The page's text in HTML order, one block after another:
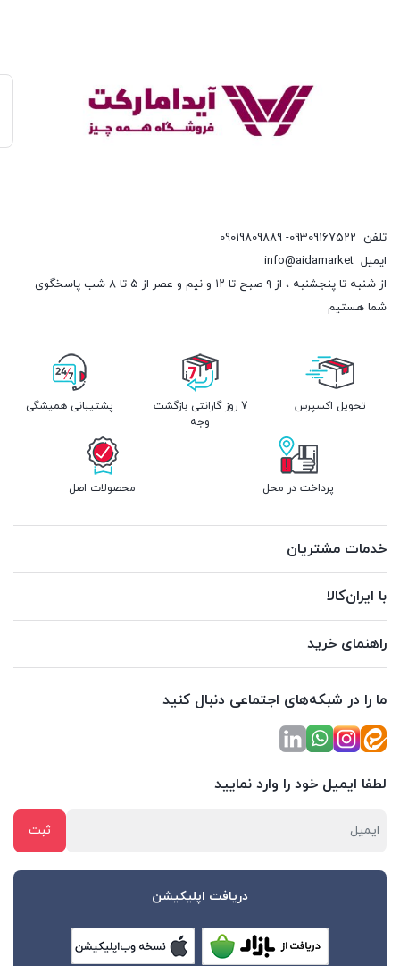
تلفن 09309167522- 09019809889
ایمیل info@aidamarket
از شنبه تا پنجشنبه ، از ۹ صبح تا ۱۲ و نیم و عصر از ۵ تا ۸ شب پاسخگوی
شما هستیم
تحویل اکسپرس
7 روز گارانتی بازگشت
وجه
پشتیبانی همیشگی
پرداخت در محل محصولات اصل
خدمات مشتریان
با ایران‌کالا
راهنمای خرید
ما را در شبکه‌های اجتماعی دنبال کنید
لطفا ایمیل خود را وارد نمایید
دریافت اپلیکیشن